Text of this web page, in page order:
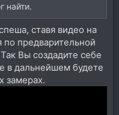
найти.
ставя видео на
по предварительной
Вы создадите себе
в дальнейшем будете
замерах.